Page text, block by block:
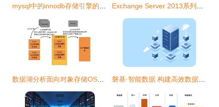
mysql中的innodb存储引擎的数据页结构 Exchange Server 2013系列二 服务器角色、数据处理与存储服务如何协同工作？
数据湖分析面向对象存储OSS的优化 数据处理及存储服务新思路 磐基·智能数据 构建高效数据处理及存储服务的基石